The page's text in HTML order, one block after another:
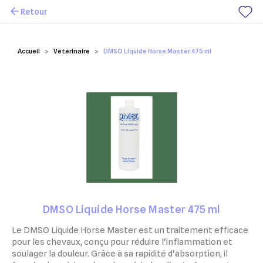
Mes favoris
Accueil Vétérinaire DMSO Liquide Horse Master 475 ml
Retour
DMSO Liquide Horse Master 475 ml
Le DMSO Liquide Horse Master est un traitement efficace
pour les chevaux, conçu pour réduire l'inflammation et
soulager la douleur. Grâce à sa rapidité d'absorption, il